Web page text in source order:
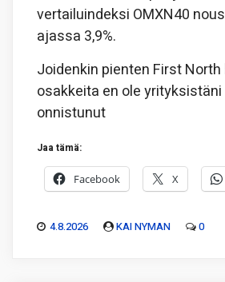
vertailuindeksi OMXN40
ajassa 3,9%.
Joidenkin pienten First
osakkeita en ole
onnistunut
Jaa tämä:
Facebook X
4.8.2026 KAI NYMAN 0